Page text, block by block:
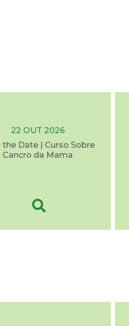
22 OUT 2026
the Date | Curso Sobre
Cancro da Mama